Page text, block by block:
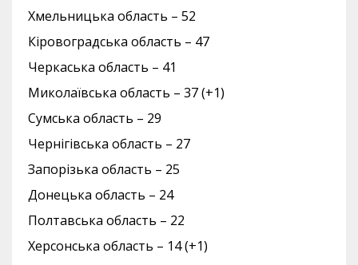
Хмельницька область – 52
Кіровоградська область – 47
Черкаська область – 41
Миколаївська область – 37 (+1)
Сумська область – 29
Чернігівська область – 27
Запорізька область – 25
Донецька область – 24
Полтавська область – 22
Херсонська область – 14 (+1)